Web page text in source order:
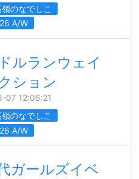
のなでしこ
A/W
ルランウェイ
ション
07 12:06:21
のなでしこ
A/W
ガールズイベ